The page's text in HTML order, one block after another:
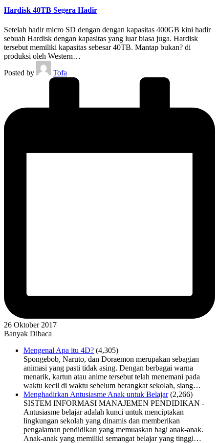
Hardisk 40TB Segera Hadir
Setelah hadir micro SD dengan dengan kapasitas 400GB kini hadir
sebuah Hardisk dengan kapasitas yang luar biasa juga. Hardisk
tersebut memiliki kapasitas sebesar 40TB. Mantap bukan? di
produksi oleh Western…
Posted by
Tofa
26 Oktober 2017
Banyak Dibaca
Mengenal Apa itu 4D? (4,305)
Spongebob, Naruto, dan Doraemon merupakan sebagian
animasi yang pasti tidak asing. Dengan berbagai warna
menarik, kartun atau anime tersebut telah menemani pada
waktu kecil di waktu sebelum berangkat sekolah, siang…
Menghadirkan Antusiasme Anak untuk Belajar (2,266)
SISTEM INFORMASI MANAJEMEN PENDIDIKAN -
Antusiasme belajar adalah kunci untuk menciptakan
lingkungan sekolah yang dinamis dan memberikan
pengalaman pendidikan yang memuaskan bagi anak-anak.
Anak-anak yang memiliki semangat belajar yang tinggi…